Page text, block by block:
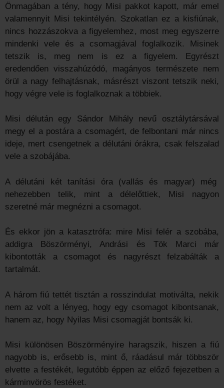
Önmagában a tény, hogy Misi pakkot kapott, már emel
valamennyit Misi tekintélyén. Szokatlan ez a kisfiúnak,
nincs hozzászokva a figyelemhez, most meg egyszerre
mindenki vele és a csomagjával foglalkozik. Misinek
tetszik is, meg nem is ez a figyelem. Egyrészt
eredendően visszahúzódó, magányos természete nem
örül a nagy felhajtásnak, másrészt viszont tetszik neki,
hogy végre vele is foglalkoznak a többiek.
Misi délután egy Sándor Mihály nevű osztálytársával
megy el a postára a csomagért, de felbontani már nincs
ideje, mert csengetnek a délutáni órákra, csak felszalad
vele a szobájába.
A délutáni két tanítási óra (vallás és magyar) még
nehezebben telik, mint a délelőttiek, Misi nagyon
szeretné már megnézni a csomagot.
És ekkor jön a katasztrófa: mire Misi felér a szobába,
addigra Böszörményi, Andrási és Tök Marci már
kibontották a csomagot és nagyrészt felzabálták a
tartalmát.
A három fiú tettét tisztán a rosszindulat motiválta, nekik
nem az volt a lényeg, hogy egy csomagot kibontsanak,
hanem az, hogy Nyilas Misi csomagját bontsák ki.
Misi különösen Böszörményire haragszik, hiszen a fiú
nagyobb is, erősebb is, mint ő, ráadásul már többször
elvette a festékét, legutóbb éppen az előző fejezetben a
kárminvörös festéket.